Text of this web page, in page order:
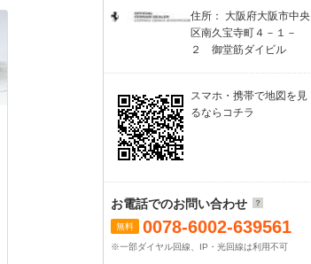
住所： 大阪府大阪市中央
区南久宝寺町４－１－
２ 御堂筋ダイビル
スマホ・携帯で地図を見
るならコチラ
お電話でのお問い合わせ
無料 0078-6002-639561
※一部ダイヤル回線、IP・光回線は利用不可